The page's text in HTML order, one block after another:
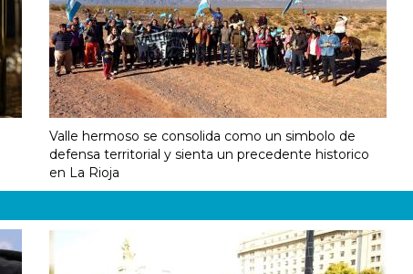
Valle hermoso se consolida como un simbolo de
defensa territorial y sienta un precedente historico
en La Rioja